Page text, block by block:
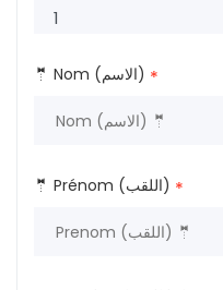
1
🤵 Nom (الاسم) *
🤵 Prénom (اللقب) *